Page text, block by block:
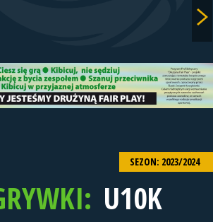
SEZON: 2023/2024
U10K